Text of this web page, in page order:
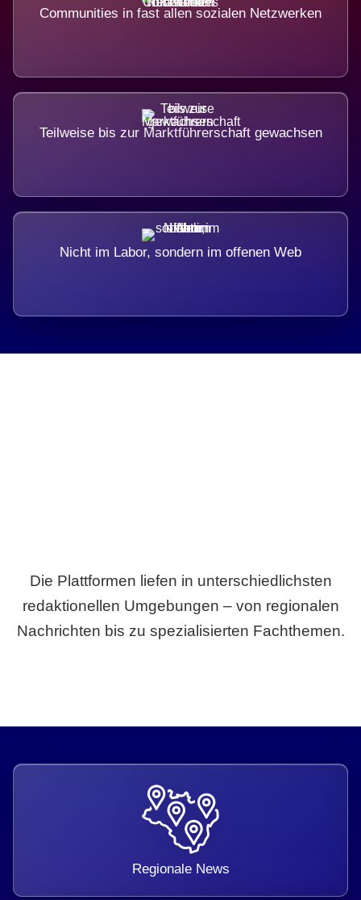
Communities in fast allen sozialen Netzwerken
Teilweise bis zur Marktführerschaft gewachsen
Nicht im Labor, sondern im offenen Web
Die Plattformen liefen in unterschiedlichsten
redaktionellen Umgebungen – von regionalen
Nachrichten bis zu spezialisierten Fachthemen.
Regionale News